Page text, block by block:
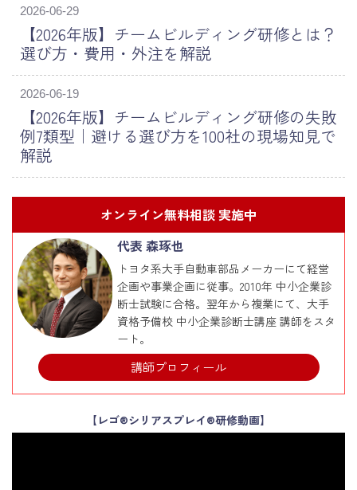
2026-06-29
【2026年版】チームビルディング研修とは？
選び方・費用・外注を解説
2026-06-19
【2026年版】チームビルディング研修の失敗
例7類型｜避ける選び方を100社の現場知見で
解説
オンライン無料相談 実施中
代表 森琢也
トヨタ系大手自動車部品メーカーにて経営
企画や事業企画に従事。2010年 中小企業診
断士試験に合格。翌年から複業にて、大手
資格予備校 中小企業診断士講座 講師をスタ
ート。
講師プロフィール
【レゴ®シリアスプレイ®研修動画】